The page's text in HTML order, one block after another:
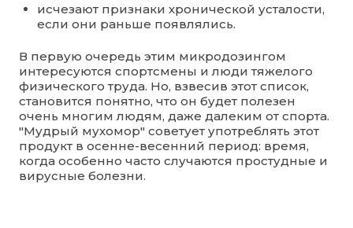
исчезают признаки хронической усталости,
если они раньше появлялись.
В первую очередь этим микродозингом
интересуются спортсмены и люди тяжелого
физического труда. Но, взвесив этот список,
становится понятно, что он будет полезен
очень многим людям, даже далеким от спорта.
"Мудрый мухомор" советует употреблять этот
продукт в осенне-весенний период: время,
когда особенно часто случаются простудные и
вирусные болезни.